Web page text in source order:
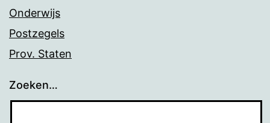
Onderwijs
Postzegels
Prov. Staten
Zoeken…